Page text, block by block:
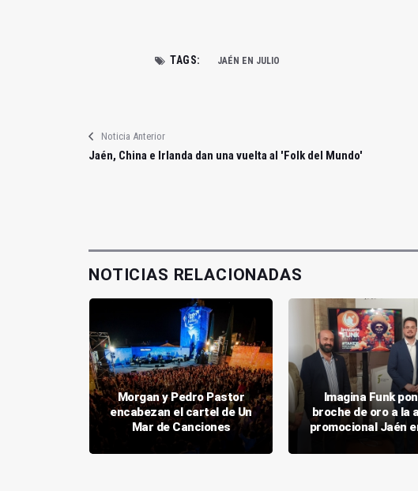
TAGS: JAÉN EN JULIO
Noticia Anterior
Jaén, China e Irlanda dan una vuelta al 'Folk del Mundo'
NOTICIAS RELACIONADAS
Morgan y Pedro Pastor
encabezan el cartel de Un
Mar de Canciones
Imagina Funk
broche de oro a la
promocional Jaén